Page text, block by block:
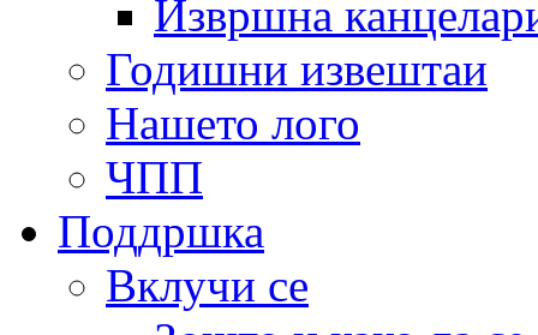
Извршна
Годишни извештаи
Нашето лого
ЧПП
Поддршка
Вклучи се